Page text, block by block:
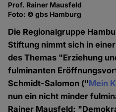
Prof. Rainer Mausfeld
Foto: © gbs Hamburg
Die Regionalgruppe
Stiftung nimmt sich in
des Themas "Erziehung
fulminanten
Schmidt-Salomon ("Mein
nun ein nicht minder
Rainer Mausfeld: